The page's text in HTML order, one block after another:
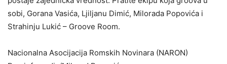
sobi, Gorana Vasića, Ljiljanu Dimić, Milorada Popovića i
Strahinju Lukić – Groove Room.
Nacionalna Asocijacija Romskih Novinara (NARON)